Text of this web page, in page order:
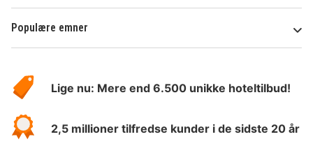
Populære emner
HotelSpecials
Lige nu: Mere end 6.500 unikke hoteltilbud!
2,5 millioner tilfredse kunder i de sidste 20 år